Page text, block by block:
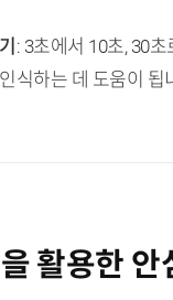
: 3초에서 10초, 30
식하는 데 도움이 됩
활용한 안